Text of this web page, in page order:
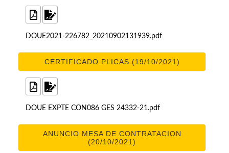
DOUE2021-226782_20210902131939.pdf
CERTIFICADO PLICAS (19/10/2021)
DOUE EXPTE CON086 GES 24332-21.pdf
ANUNCIO MESA DE CONTRATACION
(20/10/2021)